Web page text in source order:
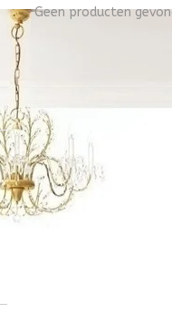
Geen producten